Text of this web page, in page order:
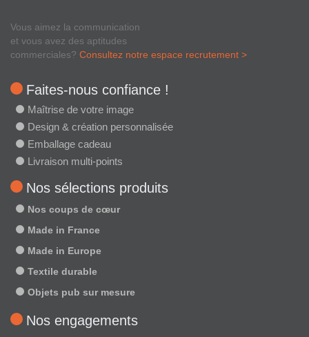
Vous aimez la communication
et vous avez des aptitudes
commerciales? Consultez notre espace recrutement >
Faites-nous confiance !
Maîtrise de votre image
Design & création personnalisée
Emballage cadeau
Livraison multi-points
Nos sélections produits
Nos coups de cœur
Made in France
Made in Europe
Textile durable
Objets pub sur mesure
Nos engagements